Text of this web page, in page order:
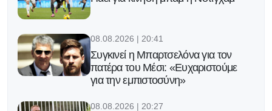
08.08.2026 | 20:41
Συγκινεί η Μπαρτσελόνα για τον
πατέρα του Μέσι: «Ευχαριστούμε
για την εμπιστοσύνη»
08.08.2026 | 20:27